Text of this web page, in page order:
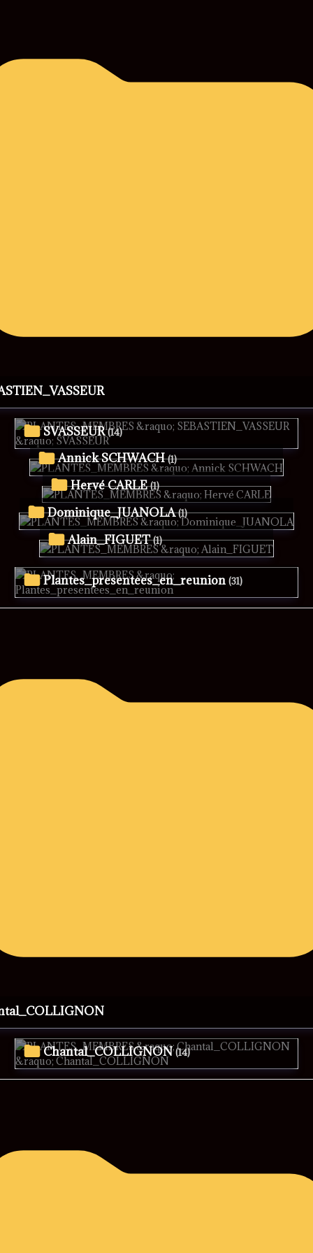
SVASSEUR (14)
Annick SCHWACH (1)
Hervé CARLE (1)
Dominique_JUANOLA (1)
Alain_FIGUET (1)
Plantes_presentees_en_reunion (31)
Chantal_COLLIGNON (14)